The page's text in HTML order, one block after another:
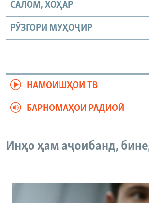
САЛОМ, ХОҲАР
РӮЗГОРИ МУҲОҶИР
НАМОИШҲОИ ТВ
БАРНОМАҲОИ РАДИОӢ
Инҳо ҳам аҷоибанд,